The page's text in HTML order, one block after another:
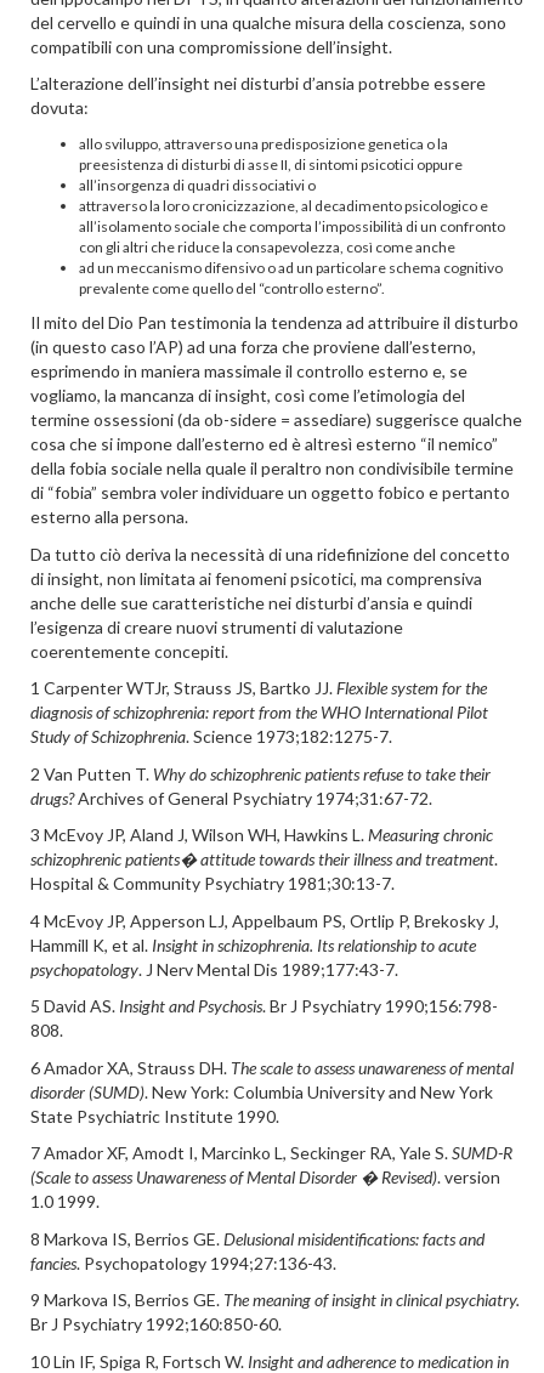
del cervello e quindi in una qualche misura della coscienza, sono
compatibili con una compromissione dell’insight.
L’alterazione dell’insight nei disturbi d’ansia potrebbe essere
dovuta:
allo sviluppo, attraverso una predisposizione genetica o la
preesistenza di disturbi di asse II, di sintomi psicotici oppure
all’insorgenza di quadri dissociativi o
attraverso la loro cronicizzazione, al decadimento psicologico e
all’isolamento sociale che comporta l’impossibilità di un confronto
con gli altri che riduce la consapevolezza, così come anche
ad un meccanismo difensivo o ad un particolare schema cognitivo
prevalente come quello del “controllo esterno”.
Il mito del Dio Pan testimonia la tendenza ad attribuire il disturbo
(in questo caso l’AP) ad una forza che proviene dall’esterno,
esprimendo in maniera massimale il controllo esterno e, se
vogliamo, la mancanza di insight, così come l’etimologia del
termine ossessioni (da ob-sidere = assediare) suggerisce qualche
cosa che si impone dall’esterno ed è altresì esterno “il nemico”
della fobia sociale nella quale il peraltro non condivisibile termine
di “fobia” sembra voler individuare un oggetto fobico e pertanto
esterno alla persona.
Da tutto ciò deriva la necessità di una ridefinizione del concetto
di insight, non limitata ai fenomeni psicotici, ma comprensiva
anche delle sue caratteristiche nei disturbi d’ansia e quindi
l’esigenza di creare nuovi strumenti di valutazione
coerentemente concepiti.
1 Carpenter WTJr, Strauss JS, Bartko JJ.Flexible system for the
diagnosis of schizophrenia: report from the WHO International Pilot
Study of Schizophrenia. Science 1973;182:1275-7.
2 Van Putten T. Why do schizophrenic patients refuse to take their
drugs?Archives of General Psychiatry 1974;31:67-72.
3 McEvoy JP, Aland J, Wilson WH, Hawkins L.Measuring chronic
schizophrenic patients� attitude towards their illness and treatment.
Hospital & Community Psychiatry 1981;30:13-7.
4 McEvoy JP, Apperson LJ, Appelbaum PS, Ortlip P, Brekosky J,
Hammill K, et al. Insight in schizophrenia. Its relationship to acute
psychopatology. J Nerv Mental Dis 1989;177:43-7.
5 David AS. Insight and Psychosis. Br J Psychiatry 1990;156:798-
808.
6 Amador XA, Strauss DH. The scale to assess unawareness of mental
disorder (SUMD). New York: Columbia University and New York
State Psychiatric Institute 1990.
7 Amador XF, Amodt I, Marcinko L, Seckinger RA, Yale S.SUMD-R
(Scale to assess Unawareness of Mental Disorder � Revised). version
1.0 1999.
8 Markova IS, Berrios GE.Delusional misidentifications: facts and
fancies. Psychopatology 1994;27:136-43.
9 Markova IS, Berrios GE. The meaning of insight in clinical psychiatry.
Br J Psychiatry 1992;160:850-60.
10 Lin IF, Spiga R, Fortsch W. Insight and adherence to medication in